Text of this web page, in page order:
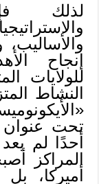
لذلك
إنجاح
للولايات
النشاط
تحت عنوان
أحدًا لم
المراكز
أميركا، بل